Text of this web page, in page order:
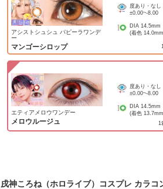
アシストシュシュ パピーラワンデ
ー
マンゴーシロップ
度あり・なし
±0.00~-8.00
DIA 14.5mm
(着色 14.0mm
エティアメロウワンデー
メロウルージュ
度あり・なし
±0.00~-8.00
DIA 14.5mm
(着色 13.7mm
1
戌神ころね（ホロライブ）コスプレ カラコ